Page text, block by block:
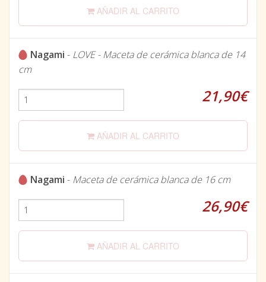
AÑADIR AL CARRITO
Nagami - LOVE - Maceta de cerámica blanca de 14
cm
21,90€
AÑADIR AL CARRITO
Nagami - Maceta de cerámica blanca de 16 cm
26,90€
AÑADIR AL CARRITO